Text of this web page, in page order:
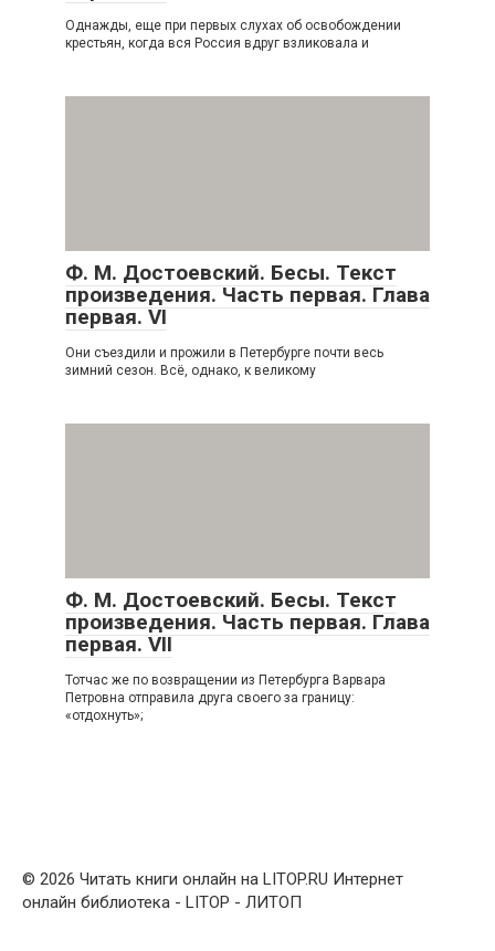
Однажды, еще при первых слухах об освобождении
крестьян, когда вся Россия вдруг взликовала и
Ф. М. Достоевский. Бесы. Текст
произведения. Часть первая. Глава
первая. VI
Они съездили и прожили в Петербурге почти весь
зимний сезон. Всё, однако, к великому
Ф. М. Достоевский. Бесы. Текст
произведения. Часть первая. Глава
первая. VII
Тотчас же по возвращении из Петербурга Варвара
Петровна отправила друга своего за границу:
«отдохнуть»;
© 2026 Читать книги онлайн на LITOP.RU Интернет
онлайн библиотека - LITOP - ЛИТОП